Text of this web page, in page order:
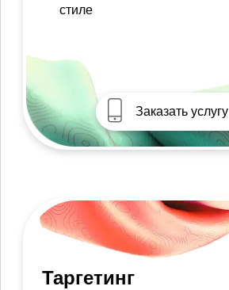
стиле
Заказать услугу
Таргетинг